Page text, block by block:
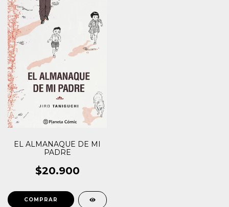
EL ALMANAQUE DE MI
PADRE
$20.900